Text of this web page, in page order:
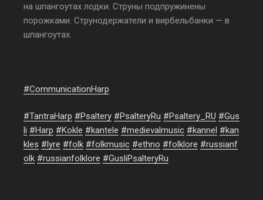
на шпангоутах лодки. Струны подпружинены
порожками. Струнодержатели и вирбельбанки — в
шпангоутах.
#CommunicationHarp
#TantraHarp #Psaltery #PsalteryRu #Psaltery_RU #Gus
li #Harp #Kokle #kantele #medievalmusic #kannel #kan
kles # lyre #folk #folkmusic #ethno #folklore #russianf
olk #russianfolklore #GusliPsalteryRu